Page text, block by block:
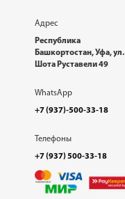
Адрес
Республика
Башкортостан, Уфа, ул.
Шота Руставели 49
WhatsApp
+7 (937)-500-33-18
Телефоны
+7 (937) 500-33-18